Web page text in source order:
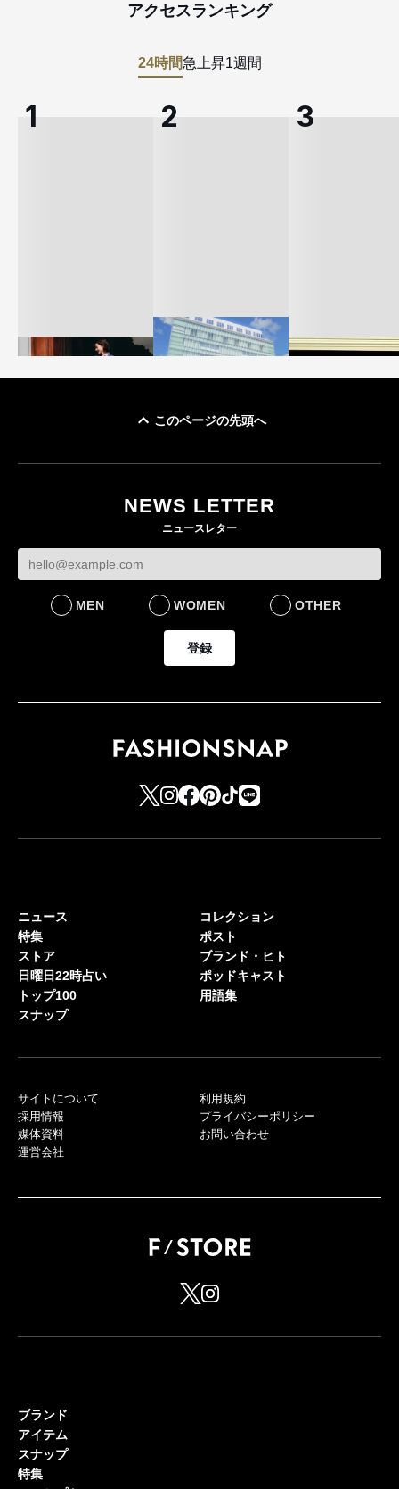
アクセスランキング
24時間急上昇1週間
ケットなど7型を発売
FASHION
FASHION
BUSINESS
このページの先頭へ
NEWS LETTER
ニュースレター
MEN WOMEN OTHER
登録
ニュース
特集
ストア
日曜日22時占い
トップ100
スナップ
コレクション
ポスト
ブランド・ヒト
ポッドキャスト
用語集
サイトについて
採用情報
媒体資料
運営会社
利用規約
プライバシーポリシー
お問い合わせ
ブランド
アイテム
スナップ
特集